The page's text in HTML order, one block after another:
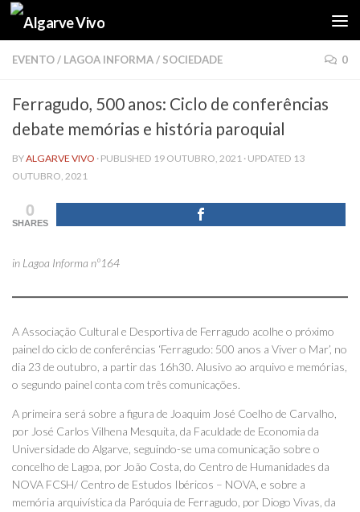
Skip to content
EVENTO/ LAGOA INFORMA/ SOCIEDADE 0
Ferragudo, 500 anos: Ciclo de conferências
debate memórias e história paroquial
BYALGARVE VIVO · PUBLISHED 19 OUTUBRO, 2021 · UPDATED 13
OUTUBRO, 2021
0
SHARES
in Lagoa Informa nº164
A Associação Cultural e Desportiva de Ferragudo acolhe o próximo
painel do ciclo de conferências ‘Ferragudo: 500 anos a Viver o Mar’, no
dia 23 de outubro, a partir das 16h30. Alusivo ao arquivo e memórias,
o segundo painel conta com três comunicações.
A primeira será sobre a figura de Joaquim José Coelho de Carvalho,
por José Carlos Vilhena Mesquita, da Faculdade de Economia da
Universidade do Algarve, seguindo-se uma comunicação sobre o
concelho de Lagoa, por João Costa, do Centro de Humanidades da
NOVA FCSH/ Centro de Estudos Ibéricos – NOVA, e sobre a
memória arquivística da Paróquia de Ferragudo, por Diogo Vivas, da